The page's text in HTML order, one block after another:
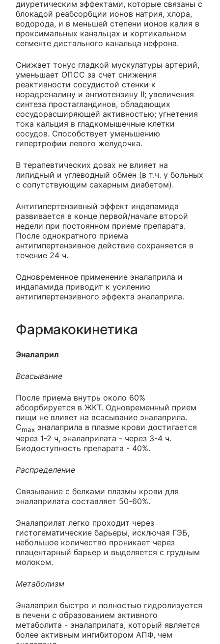
диуретическим эффектами, которые связаны с
блокадой реабсорбции ионов натрия, хлора,
водорода, и в меньшей степени ионов калия в
проксимальных канальцах и кортикальном
сегменте дистального канальца нефрона.
Снижает тонус гладкой мускулатуры артерий,
уменьшает ОПСС за счет снижения
реактивности сосудистой стенки к
норадреналину и ангиотензину II; увеличения
синтеза простагландинов, обладающих
сосудорасширяющей активностью; угнетения
тока кальция в гладкомышечные клетки
сосудов. Способствует уменьшению
гипертрофии левого желудочка.
В терапевтических дозах не влияет на
липидный и углеводный обмен (в т.ч. у больных
с сопутствующим сахарным диабетом).
Антигипертензивный эффект индапамида
развивается в конце первой/начале второй
недели при постоянном приеме препарата.
После однократного приема
антигипертензивное действие сохраняется в
течение 24 ч.
Одновременное применение эналаприла и
индапамида приводит к усилению
антигипертензивного эффекта эналаприла.
Фармакокинетика
Эналаприл
Всасывание
После приема внутрь около 60%
абсорбируется в ЖКТ. Одновременный прием
пищи не влияет на всасывание эналаприла.
Cmax эналаприла в плазме крови достигается
через 1-2 ч, эналаприлата - через 3-4 ч.
Биодоступность препарата - 40%.
Распределение
Связывание с белками плазмы крови для
эналаприлата составляет 50-60%.
Эналаприлат легко проходит через
гистогематические барьеры, исключая ГЭБ,
небольшое количество проникает через
плацентарный барьер и выделяется с грудным
молоком.
Метаболизм
Эналаприл быстро и полностью гидролизуется
в печени с образованием активного
метаболита - эналаприлата, который является
более активным ингибитором АПФ, чем